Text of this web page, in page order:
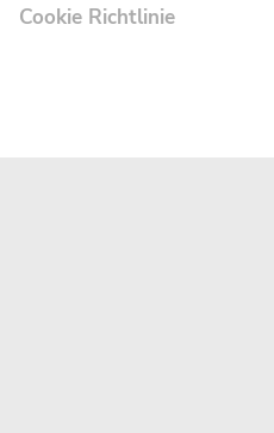
Cookie Richtlinie